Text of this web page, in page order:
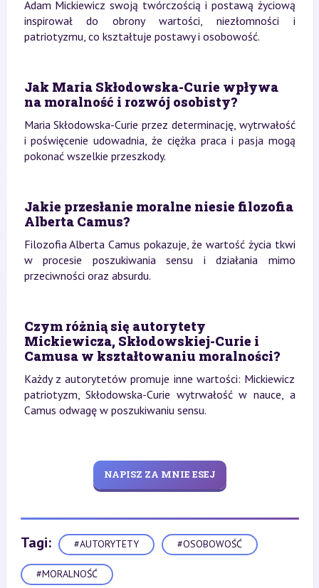
Adam Mickiewicz swoją twórczością i postawą życiową
inspirował do obrony wartości, niezłomności i
patriotyzmu, co kształtuje postawy i osobowość.
Jak Maria Skłodowska-Curie wpływa
na moralność i rozwój osobisty?
Maria Skłodowska-Curie przez determinację, wytrwałość
i poświęcenie udowadnia, że ciężka praca i pasja mogą
pokonać wszelkie przeszkody.
Jakie przesłanie moralne niesie filozofia
Alberta Camus?
Filozofia Alberta Camus pokazuje, że wartość życia tkwi
w procesie poszukiwania sensu i działania mimo
przeciwności oraz absurdu.
Czym różnią się autorytety
Mickiewicza, Skłodowskiej-Curie i
Camusa w kształtowaniu moralności?
Każdy z autorytetów promuje inne wartości: Mickiewicz
patriotyzm, Skłodowska-Curie wytrwałość w nauce, a
Camus odwagę w poszukiwaniu sensu.
NAPISZ ZA MNIE ESEJ
Tagi: #AUTORYTETY #OSOBOWOŚĆ
#MORALNOŚĆ